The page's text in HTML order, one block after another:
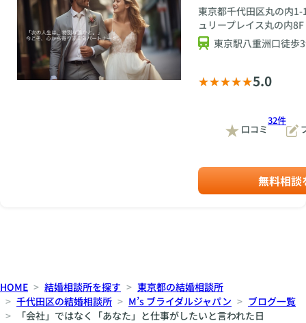
東京都千代田区丸の内
ュリープレイス丸の内8F
東京駅八重洲口徒歩
5.0
口コミ
32件
無料相談
HOME 結婚相談所を探す
東京都の結婚相談所
千代田区の結婚相談所
M’s ブライダルジャパン
ブログ一覧
「会社」ではなく「あなた」と仕事がしたいと言われた日